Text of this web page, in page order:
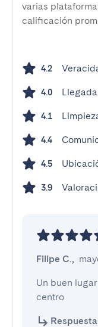
varias
calificación
4.2
4.0 Llegada
4.1
4.4
4.5
3.9
Filipe C.,
Un buen
centro